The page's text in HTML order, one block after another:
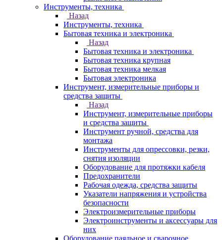
Инструменты, техника
Назад
Инструменты, техника
Бытовая техника и электроника
Назад
Бытовая техника и электроника
Бытовая техника крупная
Бытовая техника мелкая
Бытовая электроника
Инструмент, измерительные приборы и
средства защиты
Назад
Инструмент, измерительные приборы
и средства защиты
Инструмент ручной, средства для
монтажа
Инструменты для опрессовки, резки,
снятия изоляции
Оборудование для протяжки кабеля
Предохранители
Рабочая одежда, средства защиты
Указатели напряжения и устройства
безопасности
Электроизмерительные приборы
Электроинструменты и аксессуары для
них
Оборудование паяльное и сварочное